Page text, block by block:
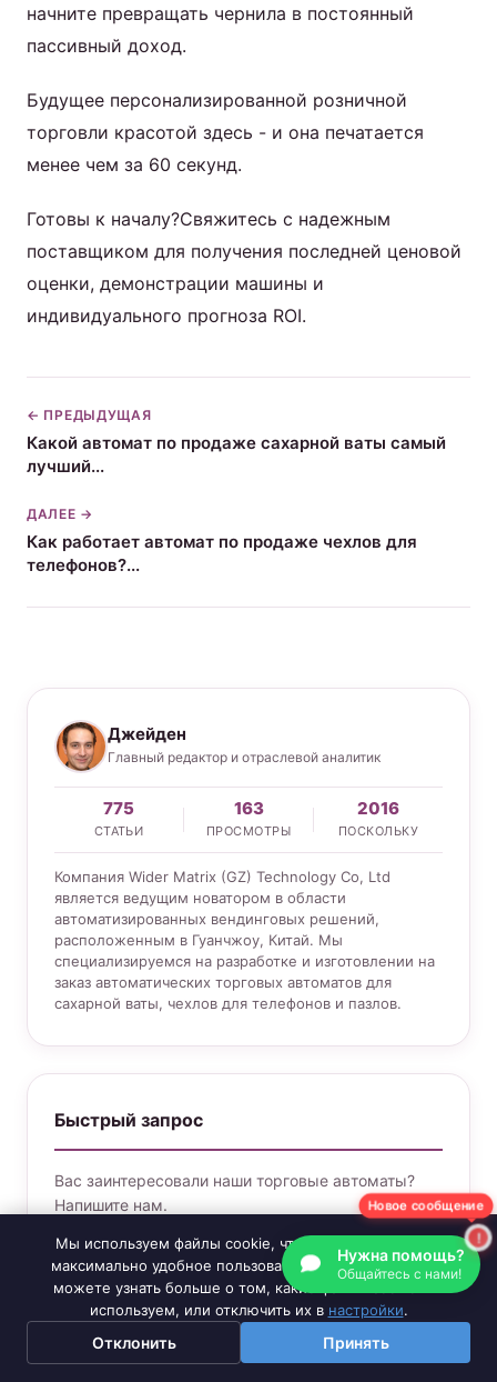
начните превращать чернила в постоянный
пассивный доход.
Будущее персонализированной розничной
торговли красотой здесь - и она печатается
менее чем за 60 секунд.
Готовы к началу?Свяжитесь с надежным
поставщиком для получения последней ценовой
оценки, демонстрации машины и
индивидуального прогноза ROI.
← ПРЕДЫДУЩАЯ
Какой автомат по продаже сахарной ваты самый
лучший...
ДАЛЕЕ →
Как работает автомат по продаже чехлов для
телефонов?...
Джейден
Главный редактор и отраслевой аналитик
775
СТАТЬИ
163
ПРОСМОТРЫ
2016
ПОСКОЛЬКУ
Компания Wider Matrix (GZ) Technology Co, Ltd
является ведущим новатором в области
автоматизированных вендинговых решений,
расположенным в Гуанчжоу, Китай. Мы
специализируемся на разработке и изготовлении на
заказ автоматических торговых автоматов для
сахарной ваты, чехлов для телефонов и пазлов.
Быстрый запрос
Вас заинтересовали наши торговые автоматы?
Напишите нам.
Ваше имя
Электронная почта
Нужна помощь?
Общайтесь с нами!
Новое сообщение
Мы используем файлы cookie, чтобы обеспечить вам
максимально удобное пользование нашим сайтом. Вы
можете узнать больше о том, какие файлы cookie мы
используем, или отключить их в настройки.
Отклонить Принять